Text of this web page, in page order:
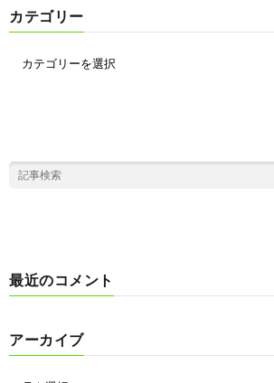
カテゴリー
最近のコメント
アーカイブ